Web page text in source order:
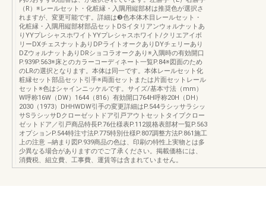
（R）※レールセット・化粧縁・入隅用縦部材は推奨色が選択さ
れますが、変更可能です。詳細は❸色本体木目レールセット・
化粧縁・入隅用縦部材部品セットDSイタリアンウォルナットあ
りYYプレシャスホワイトYYプレシャスホワイト/クリエアイボ
リーDXチェスナットありDPライトオークありDYチェリーあり
DZウォルナットありDRショコラオークあり※入隅時の有効開口
P.939P.563※床とのカラーコーディネート一覧P.84※図面のため
のLRの選択となります。本体は同一です。本体レールセット化
粧縁セット部品セット引手※両面セットまたは片面セットレール
セット※色はシャインニッケルです。サイズ/基本寸法（mm）
W呼称16W（DW）1644（816）有効開口764H呼称20H（DH）
2030（1973）DHHWDW引手の変更詳細はP.544ラシッサラシッ
サSラシッサDクローゼットドア引戸アウトセットタイプクロー
ゼットドア／引戸商品特長P.76仕様表P.112規格表部材一覧P.563
オプションP.544特注寸法P.775特別仕様P.807調整方法P.861施工
上の注意 ̶納まり図P.939商品の色は、印刷の特性上実物とは多
少異なる場合がありますのでご了承ください。掲載価格には、
消費税、組立費、工事費、運賃等は含まれていません。